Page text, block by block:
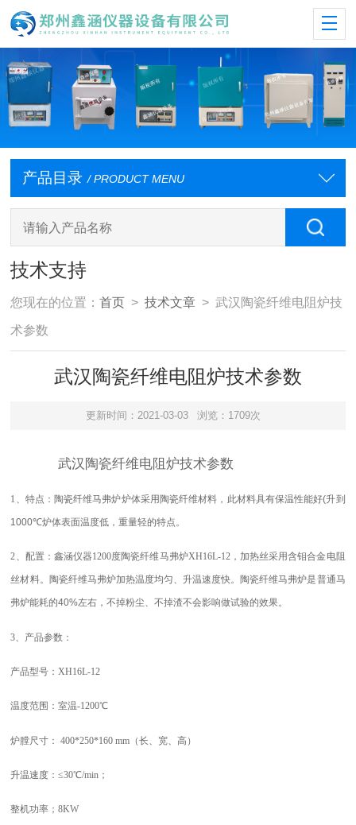
产品目录 / PRODUCT MENU
技术支持
您现在的位置：首页 >技术文章 > 武汉陶瓷纤维电阻炉技
术参数
武汉陶瓷纤维电阻炉技术参数
更新时间：2021-03-03 浏览：1709次
武汉陶瓷纤维电阻炉技术参数
1 、 特点： 陶瓷纤维马弗炉炉体采用陶瓷纤维材料，此材料具有保温性能好(升到
1000℃炉体表面温度低，重量轻的特点。
2、 配置： 鑫涵仪器1200度陶瓷纤维马弗炉XH16L-12， 加热丝采用含钼合金 电阻
丝材料。陶瓷纤维马弗炉加热温度均匀、升温速度快。 陶瓷纤维马弗炉是普通马
弗炉能耗的40%左右，不掉粉尘、不掉渣不会影响做试验的效果。
3、 产品参数：
产品型号：XH16L-12
温度范围：室温-1200℃
炉膛尺寸：400*250*160 mm （长、宽、高）
升温速度：≤30℃/min；
整机功率；8KW